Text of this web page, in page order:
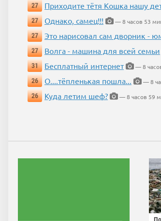
27
Приходите тётя Кошка нашу
27
Однако, самец!!!
— 8 часов 53
27
Это нарисовал сам дворник -
27
Волга - машина для всей семьи
31
Бесплатный интернет
— 8
26
О....тёпленькая пошла...
— 8
26
Куда летим шеф? — 8 часов 59